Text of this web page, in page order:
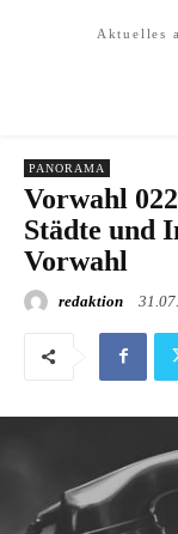
Aktuelles
PANORAMA
Vorwahl
Städte und
Vorwahl
redaktion